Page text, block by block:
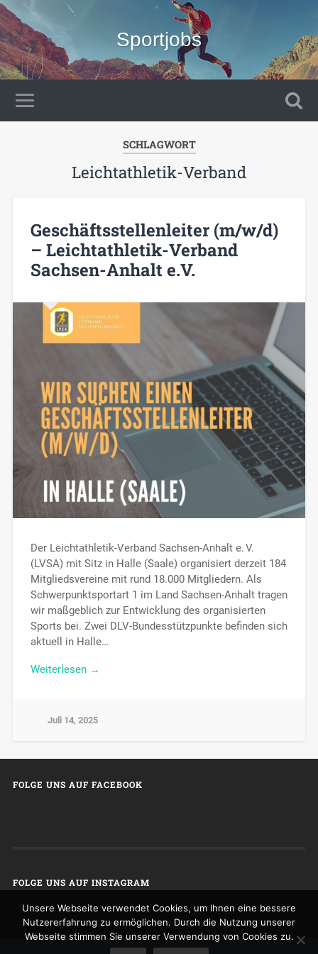
Sportjobs
SCHLAGWORT
Leichtathletik-Verband
Geschäftsstellenleiter (m/w/d)
– Leichtathletik-Verband
Sachsen-Anhalt e.V.
Der Leichtathletik-Verband Sachsen-Anhalt e. V.
(LVSA) mit Sitz in Halle (Saale) organisiert derzeit 184
Mitgliedsvereine mit rund 18.000 Mitgliedern. Als
Schwerpunktsportart 1 im Land Sachsen-Anhalt tragen
wir maßgeblich zur Entwicklung des organisierten
Sports bei. Zwei DLV-Bundesstützpunkte befinden sich
aktuell in Halle…
Weiterlesen →
Juli 14, 2025
FOLGE UNS AUF FACEBOOK
FOLGE UNS AUF INSTAGRAM
Unsere Webseite verwendet Cookies, um Ihnen eine bessere
Nutzererfahrung zu ermöglichen. Durch die Nutzung unserer
Webseite stimmen Sie unserer Verwendung von Cookies zu.